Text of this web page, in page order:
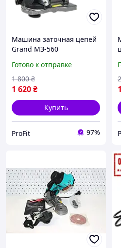
Машина заточная цепей
Grand МЗ-560
Готово к отправке
1 620₴
1 800 ₴
Купить
ProFit 97%